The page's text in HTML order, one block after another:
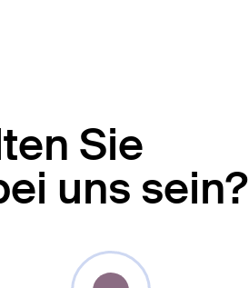
Sie
uns sein?